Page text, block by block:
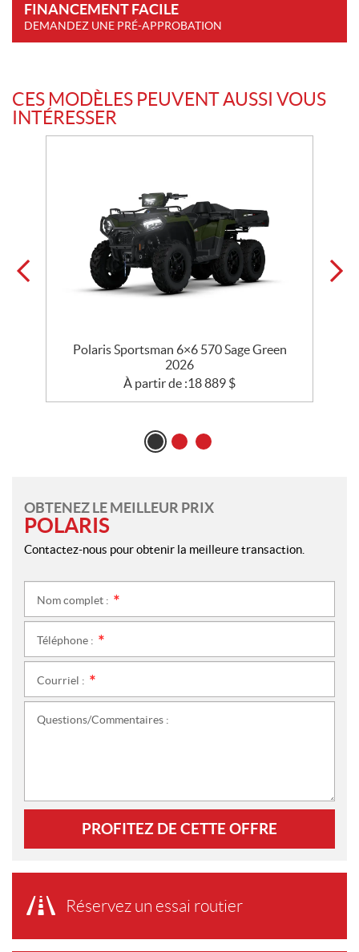
FINANCEMENT FACILE
DEMANDEZ UNE PRÉ-APPROBATION
CES MODÈLES PEUVENT AUSSI VOUS
INTÉRESSER
Polaris Sportsman 6×6 570 Sage Green
2026
À partir de :18 889 $
OBTENEZ LE MEILLEUR PRIX
POLARIS
Contactez-nous pour obtenir la meilleure transaction.
Nom complet :
Téléphone :
Courriel :
Questions/Commentaires :
PROFITEZ DE CETTE OFFRE
Réservez un essai routier